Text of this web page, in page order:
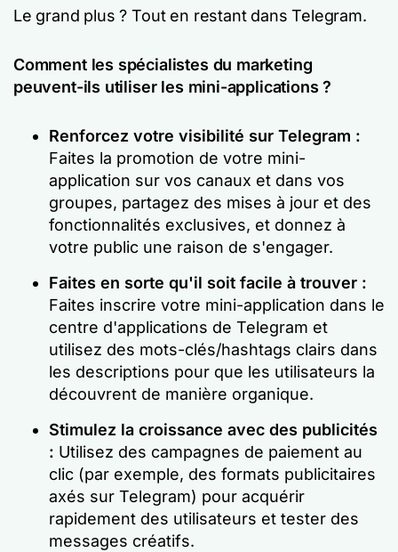
Le grand plus ? Tout en restant dans Telegram.
Comment les spécialistes du marketing
peuvent-ils utiliser les mini-applications ?
Renforcez votre visibilité sur Telegram :
Faites la promotion de votre mini-
application sur vos canaux et dans vos
groupes, partagez des mises à jour et des
fonctionnalités exclusives, et donnez à
votre public une raison de s'engager.
Faites en sorte qu'il soit facile à trouver :
Faites inscrire votre mini-application dans le
centre d'applications de Telegram et
utilisez des mots-clés/hashtags clairs dans
les descriptions pour que les utilisateurs la
découvrent de manière organique.
Stimulez la croissance avec des publicités
: Utilisez des campagnes de paiement au
clic (par exemple, des formats publicitaires
axés sur Telegram) pour acquérir
rapidement des utilisateurs et tester des
messages créatifs.